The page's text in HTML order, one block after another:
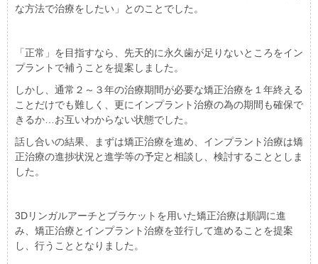
な方法で治療をしたい」とのことでした。
「正常」を目指すなら、先天的に永久歯が足りないところをイン
プラントで補うことを提案しました。
しかし、通常２～３年の治療期間が必要な矯正治療を１年終える
ことだけでも難しく、更にインプラント治療の為の期間も確保で
きるか…お互いわからない状態でした。
話し合いの結果、まずは矯正治療を進め、インプラント治療は矯
正治療の進捗状況と進学等の予定と相談し、検討することとしま
した。
3Dリンガルアーチとブラケットを用いた矯正治療は順調に進
み、矯正治療とインプラント治療を並行して進めることを提案
し、行うこととなりました。